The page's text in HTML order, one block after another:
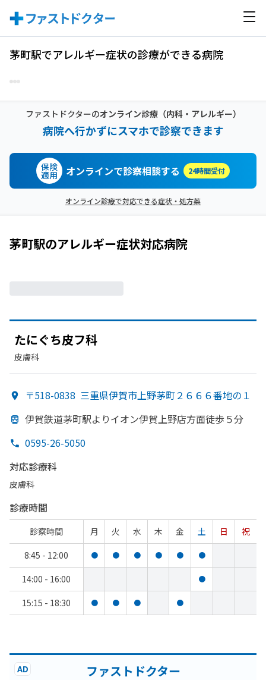
茅町駅でアレルギー症状の診療ができる病院
ファストドクターのオンライン診療（内科・アレルギー）
病院へ行かずにスマホで診察できます
保険
適用 オンラインで診察相談する 24時間受付
オンライン診療で対応できる症状・処方薬
茅町駅のアレルギー症状対応病院
たにぐち皮フ科
皮膚科
〒518-0838 三重県伊賀市上野茅町２６６６番地の１
伊賀鉄道茅町駅よりイオン伊賀上野店方面徒歩５分
0595-26-5050
対応診療科
皮膚科
診療時間
診察時間 月 火 水 木 金 土 日
祝
8:45 - 12:00
● ● ● ● ● ●
14:00 - 16:00 ●
15:15 - 18:30 ● ● ● ●
AD ファストドクター